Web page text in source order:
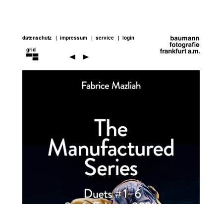
datenschutz impressum service
login
grid
performance-